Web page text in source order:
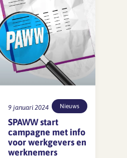
9 januari 2024 Nieuws
SPAWW start
campagne met info
voor werkgevers en
werknemers